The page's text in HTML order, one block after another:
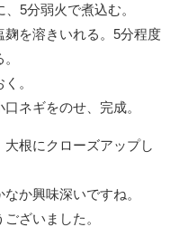
5分弱火で煮込む。
を溶きいれる。5分程度
。
ネギをのせ、完成。
根にクローズアップし
か興味深いですね。
ざいました。